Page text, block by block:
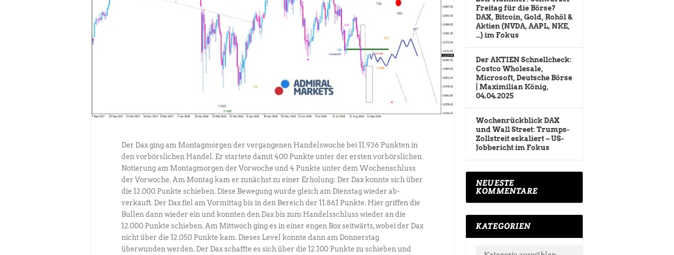
Der Dax ging am Montagmorgen der vergangenen Handelswoche bei 11.936 Punkten in
den vorbörslichen Handel. Er startete damit 400 Punkte unter der ersten vorbörslichen
Notierung am Montagmorgen der Vorwoche und 4 Punkte unter dem Wochenschluss
der Vorwoche. Am Montag kam er zunächst zu einer Erholung: Der Dax konnte sich über
die 12.000 Punkte schieben. Diese Bewegung wurde gleich am Dienstag wieder ab-
verkauft. Der Dax fiel am Vormittag bis in den Bereich der 11.861 Punkte. Hier griffen die
Bullen dann wieder ein und konnten den Dax bis zum Handelsschluss wieder an die
12.000 Punkte schieben. Am Mittwoch ging es in einer engen Box seitwärts, wobei der Dax
nicht über die 12.050 Punkte kam. Dieses Level konnte dann am Donnerstag
überwunden werden. Der Dax schaffte es sich über die 12.100 Punkte zu schieben und
Freitag für die Börse?
DAX, Bitcoin, Gold, Rohöl &
Aktien (NVDA, AAPL, NKE,
…) im Fokus
Der AKTIEN Schnellcheck:
Costco Wholesale,
Microsoft, Deutsche Börse
| Maximilian König,
04.04.2025
Wochenrückblick DAX
und Wall Street: Trumps-
Zollstreit eskaliert – US-
Jobbericht im Fokus
NEUESTE
KOMMENTARE
KATEGORIEN